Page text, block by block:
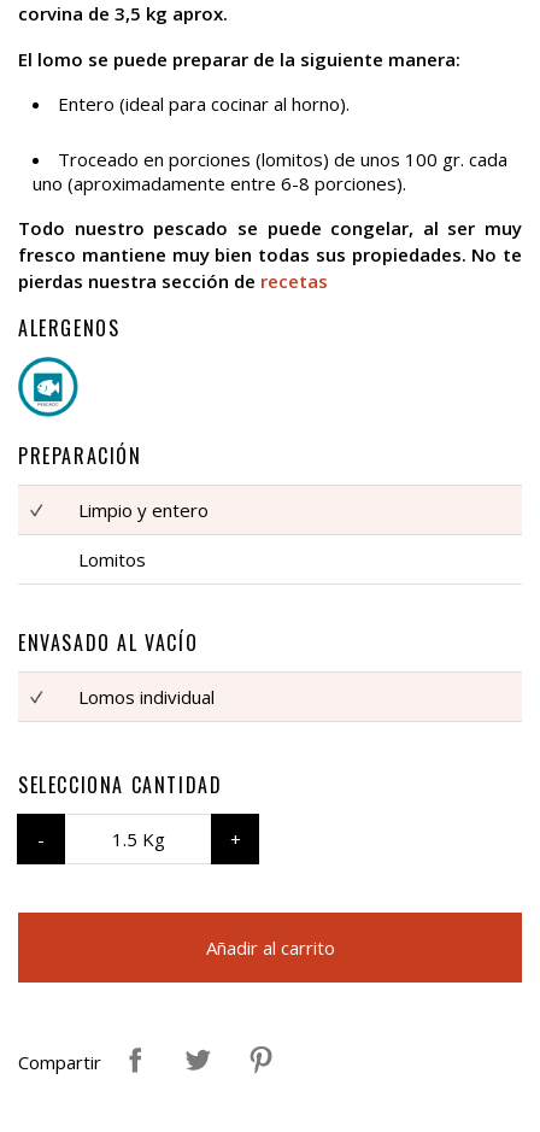
corvina de 3,5 kg aprox.
El lomo se puede preparar de la siguiente manera:
Entero (ideal para cocinar al horno).
Troceado en porciones (lomitos) de unos 100 gr. cada
uno (aproximadamente entre 6-8 porciones).
Todo nuestro pescado se puede congelar, al ser muy
fresco mantiene muy bien todas sus propiedades. No te
pierdas nuestra sección de recetas
ALERGENOS
PREPARACIÓN
Limpio y entero
Lomitos
ENVASADO AL VACÍO
Lomos individual
SELECCIONA CANTIDAD
1.5 Kg
Añadir al carrito
Compartir